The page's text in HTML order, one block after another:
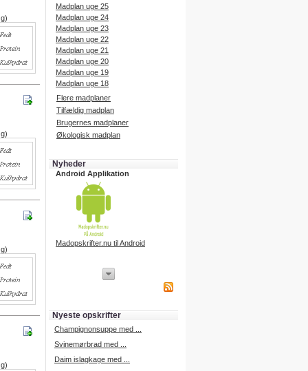
Madplan uge 25
Madplan uge 24
Madplan uge 23
Madplan uge 22
Madplan uge 21
Madplan uge 20
Madplan uge 19
Madplan uge 18
Flere madplaner
Tilfældig madplan
Brugernes madplaner
Økologisk madplan
Nyheder
Android Applikation
Madopskrifter.nu til Android
iPhone udvikling
Nyeste opskrifter
Champignonsuppe med ...
Svinemørbrad med ...
Daim islagkage med ...